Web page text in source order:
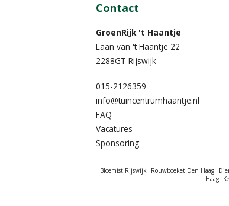
Contact
GroenRijk 't Haantje
Laan van 't Haantje 22
2288GT Rijswijk
015-2126359
info@tuincentrumhaantje.nl
FAQ
Vacatures
Sponsoring
Bloemist Rijswijk Rouwboeket Den Haag
Haag